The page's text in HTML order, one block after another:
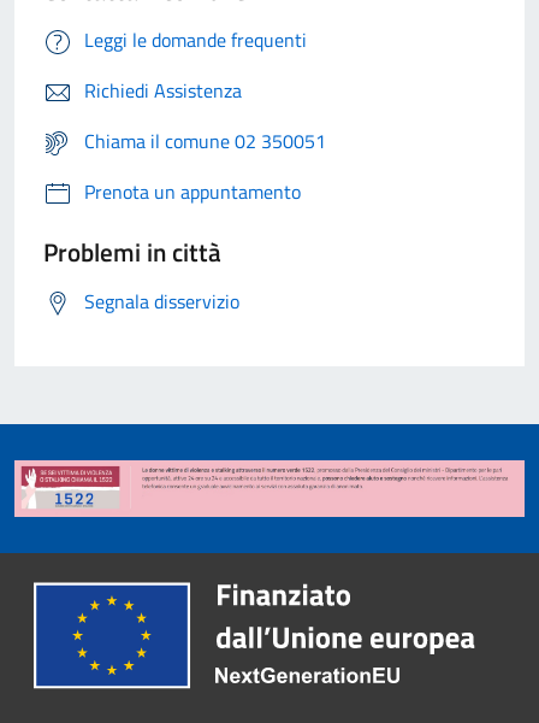
Leggi le domande frequenti
Richiedi Assistenza
Chiama il comune 02 350051
Prenota un appuntamento
Problemi in città
Segnala disservizio